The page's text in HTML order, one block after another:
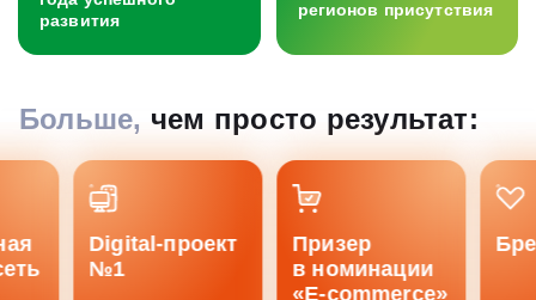
развития
регионов присутствия
Больше, чем просто результат:
Digital-проект
№1
Призер
в номинации
«E-commerce»